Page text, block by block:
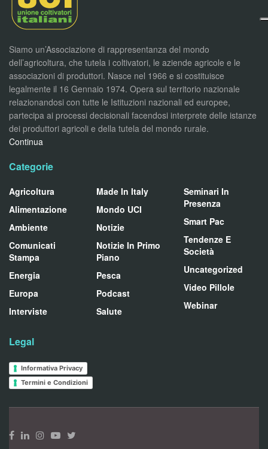
Siamo un’Associazione di rappresentanza del mondo
dell’agricoltura, che tutela i coltivatori, le aziende agricole e le
associazioni di produttori. Nasce nel 1966 e si costituisce
legalmente il 16 Gennaio 1974. Opera sul territorio nazionale
relazionandosi con tutte le Istituzioni nazionali ed europee,
partecipa ai processi decisionali facendosi interprete delle istanze
dei produttori agricoli e della tutela del mondo rurale.
Continua
Categorie
Agricoltura
Alimentazione
Ambiente
Comunicati
Stampa
Energia
Europa
Interviste
Made In Italy
Mondo UCI
Notizie
Notizie In Primo
Piano
Pesca
Podcast
Salute
Seminari In
Presenza
Smart Pac
Tendenze E
Società
Uncategorized
Video Pillole
Webinar
Legal
Informativa Privacy
Termini e Condizioni